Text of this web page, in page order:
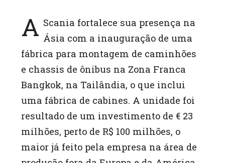
A Scania fortalece sua presença na
Ásia com a inauguração de uma
fábrica para montagem de caminhões
e chassis de ônibus na Zona Franca
Bangkok, na Tailândia, o que inclui
uma fábrica de cabines. A unidade foi
resultado de um investimento de € 23
milhões, perto de R$ 100 milhões, o
maior já feito pela empresa na área de